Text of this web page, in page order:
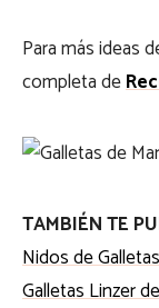
Para más ideas
completa de
TAMBIÉN TE
Nidos de
Galletas Linzer